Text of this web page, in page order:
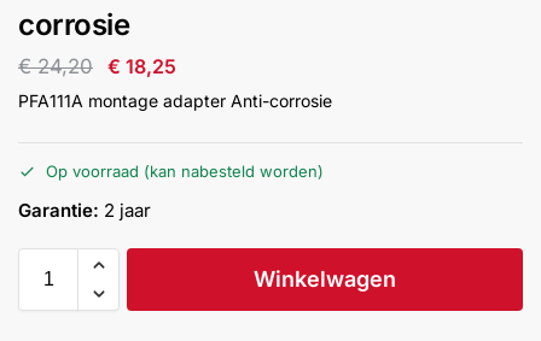
Intercom
Branddetectie
Merken
Outlet
corrosie
€24,20 € 18,25
PFA111A montage adapter Anti-corrosie
Op voorraad (kan nabesteld worden)
Garantie: 2 jaar
Winkelwagen